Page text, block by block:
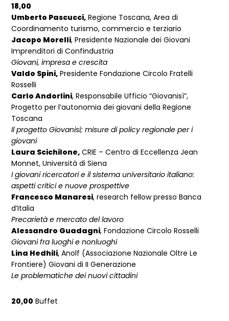
18,00
Umberto Pascucci, Regione Toscana, Area di
Coordinamento turismo, commercio e terziario
Jacopo Morelli, Presidente Nazionale dei Giovani
Imprenditori di Confindustria
Giovani, impresa e crescita
Valdo Spini, Presidente Fondazione Circolo Fratelli
Rosselli
Carlo Andorlini, Responsabile Ufficio “Giovanisì”,
Progetto per l’autonomia dei giovani della Regione
Toscana
Il progetto Giovanisì; misure di policy regionale per i
giovani
Laura Scichilone, CRIE – Centro di Eccellenza Jean
Monnet, Università di Siena
I giovani ricercatori e il sistema universitario italiano:
aspetti critici e nuove prospettive
Francesco Manaresi, research fellow presso Banca
d’Italia
Precarietà e mercato del lavoro
Alessandro Guadagni, Fondazione Circolo Rosselli
Giovani fra luoghi e nonluoghi
Lina Hedhili, Anolf (Associazione Nazionale Oltre Le
Frontiere) Giovani di II Generazione
Le problematiche dei nuovi cittadini
20,00 Buffet